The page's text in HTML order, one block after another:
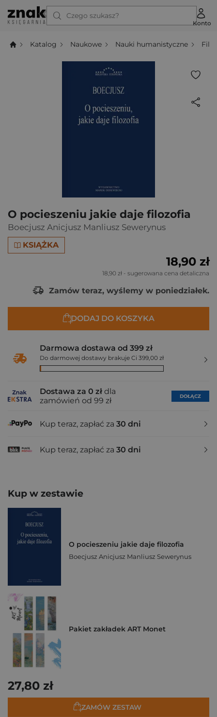
Czego szukasz?
Konto
Katalog Naukowe Nauki humanistyczne
O pocieszeniu jakie daje filozofia
Boecjusz Anicjusz Manliusz Sewerynus
KSIĄŻKA
18,90 zł
18,90 zł - sugerowana cena detaliczna
Zamów teraz, wyślemy w poniedziałek.
DODAJ DO KOSZYKA
Darmowa dostawa od 399 zł
Do darmowej dostawy brakuje Ci 399,00 zł
Dostawa za 0 zł dla
zamówień od 99 zł
DOŁĄCZ
Kup teraz, zapłać za 30 dni
Kup teraz, zapłać za 30 dni
Kup w zestawie
O pocieszeniu jakie daje filozofia
Boecjusz Anicjusz Manliusz Sewerynus
Pakiet zakładek ART Monet
27,80 zł
ZAMÓW ZESTAW